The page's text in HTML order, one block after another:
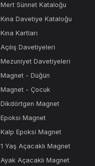
Mert Sünnet Kataloğu
Kına Davetiye Kataloğu
Kına Kartları
Açılış Davetiyeleri
Mezuniyet Davetiyeleri
Magnet - Düğün
Magnet - Çocuk
Dikdörtgen Magnet
Epoksi Magnet
Kalp Epoksi Magnet
1 Yaş Açacaklı Magnet
Ayak Açacaklı Magnet